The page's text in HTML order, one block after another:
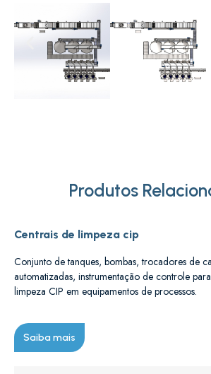
Produtos
Centrais de limpeza cip
Conjunto de tanques, bombas, trocadores de
automatizadas, instrumentação de controle
limpeza CIP em equipamentos de processos.
Saiba mais